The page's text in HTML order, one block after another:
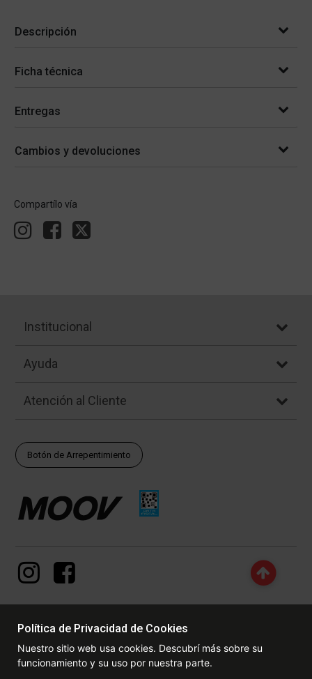
Descripción
Ficha técnica
Entregas
Cambios y devoluciones
Compartílo vía
Institucional
Ayuda
Atención al Cliente
Botón de Arrepentimiento
DERECHOS RESERVADOS. Las fotos contenidas en este site, el
logotipo y las marcas son propiedad de www.dexter.com.ar y/o de
Política de Privacidad de Cookies
Nuestro sitio web usa cookies. Descubrí más sobre su
funcionamiento y su uso por nuestra parte.